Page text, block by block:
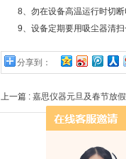
8、勿在设备高温运行时切断
9、设备定期要用吸尘器清扫
分享到：
上一篇 : 嘉思仪器元旦及春节放